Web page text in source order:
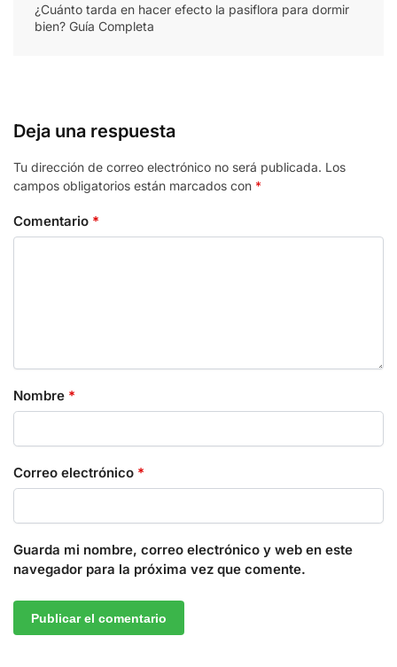
¿Cuánto tarda en hacer efecto la pasiflora para dormir
bien? Guía Completa
Deja una respuesta
Tu dirección de correo electrónico no será publicada. Los
campos obligatorios están marcados con *
Comentario *
Nombre *
Correo electrónico *
Guarda mi nombre, correo electrónico y web en este
navegador para la próxima vez que comente.